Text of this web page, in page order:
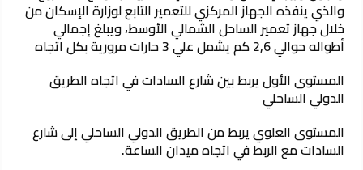
والذي ينفذه الجهاز المركزي للتعمير التابع لوزارة الإسكان من
خلال جهاز تعمير الساحل الشمالي الأوسط، ويبلغ إجمالي
أطواله حوالي 2,6 كم يشمل علي 3 حارات مرورية بكل اتجاه
المستوى الأول يربط بين شارع السادات في اتجاه الطريق
الدولي الساحلي
المستوى العلوي يربط من الطريق الدولي الساحلي إلى شارع
السادات مع الربط في اتجاه ميدان الساعة.